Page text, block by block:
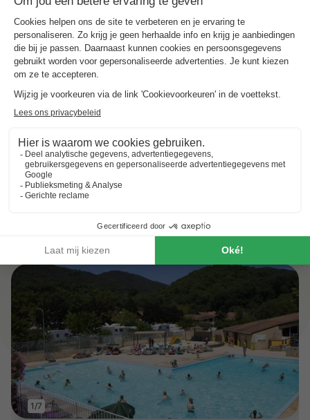
Aangepast faciliteiten voor mensen met beperkte mobiliteit
Parkeerplaats
Horecagelegenheid met terras
Aantal staanplaatsen op het park:
NRA (verhuurregistratienummer):
Raadpleeg onze algemene voorwaarden.
Zwemparadijs
Krijg hier een indruk van het zwembad
(de eventueel aangegeven bedragen kunnen tijdens het seizoen veranderen en zijn
1/7